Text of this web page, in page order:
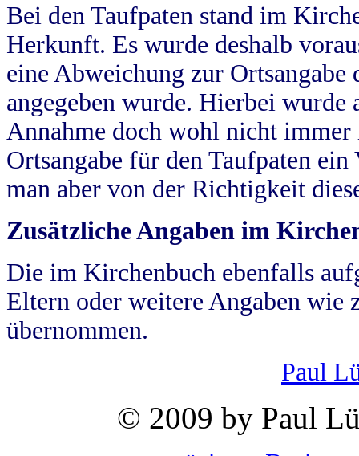
Bei den Taufpaten stand im
Herkunft. Es wurde deshalb
eine Abweichung zur
angegeben wurde. Hierbei wurde
Annahme doch wohl nicht
Ortsangabe für den Taufpaten
man aber von der Richtigkeit
Zusätzliche Angaben im
Die im Kirchenbuch ebenfalls
Eltern oder weitere Angaben wie
übernommen.
Paul
© 2009 by Paul